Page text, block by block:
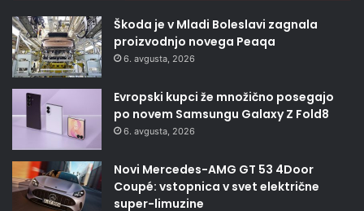
Škoda je v Mladi Boleslavi zagnala
proizvodnjo novega Peaqa
6. avgusta, 2026
Evropski kupci že množično posegajo
po novem Samsungu Galaxy Z Fold8
6. avgusta, 2026
Novi Mercedes-AMG GT 53 4Door
Coupé: vstopnica v svet električne
super-limuzine